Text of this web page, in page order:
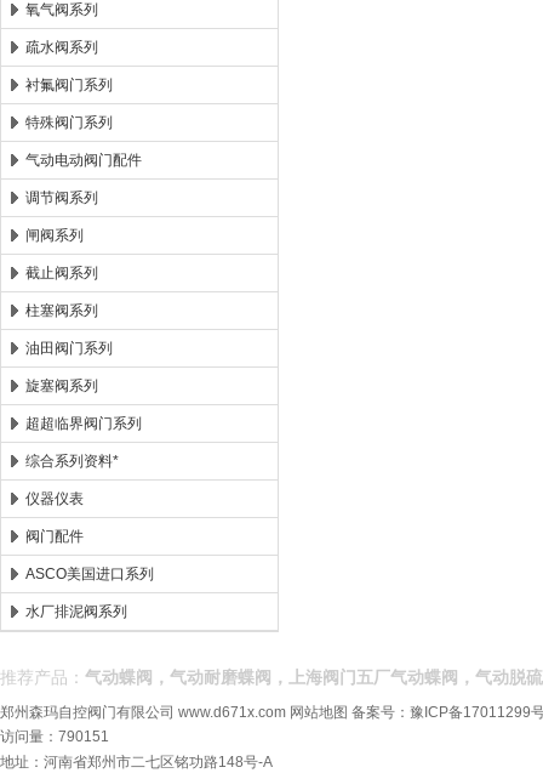
氧气阀系列
疏水阀系列
衬氟阀门系列
特殊阀门系列
气动电动阀门配件
调节阀系列
闸阀系列
截止阀系列
柱塞阀系列
油田阀门系列
旋塞阀系列
超超临界阀门系列
综合系列资料*
仪器仪表
阀门配件
ASCO美国进口系列
水厂排泥阀系列
推荐产品： 气动蝶阀，气动耐磨蝶阀，上海阀门五厂气动蝶阀，气动脱
郑州森玛自控阀门有限公司 www.d671x.com 网站地图 备案号： 豫ICP备17011299
访问量：790151
地址：河南省郑州市二七区铭功路148号-A